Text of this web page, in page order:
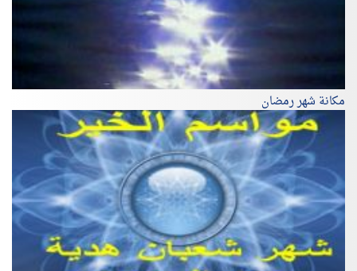
مكانة شهر رمضان